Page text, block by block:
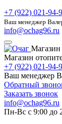
+7 (922) 021-94-
Ваш менеджер
info@ochag96.ru
Магазин
Магазин
+7 (922) 021-94-
Ваш менеджер
Обратный
Заказать звонок
info@ochag96.ru
Пн-Вс с 9:00 до